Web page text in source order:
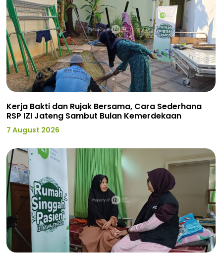
Kerja Bakti dan Rujak Bersama, Cara Sederhana
RSP IZI Jateng Sambut Bulan Kemerdekaan
7 August 2026